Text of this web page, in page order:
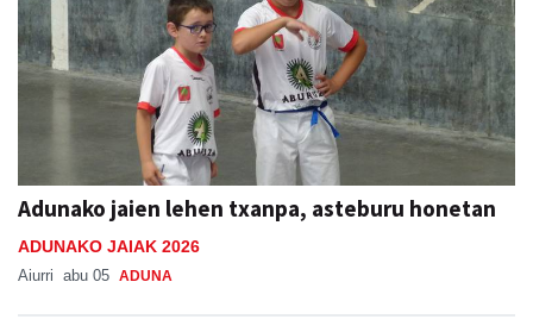
Adunako jaien lehen txanpa, asteburu honetan
ADUNAKO JAIAK 2026
Aiurri abu 05 ADUNA